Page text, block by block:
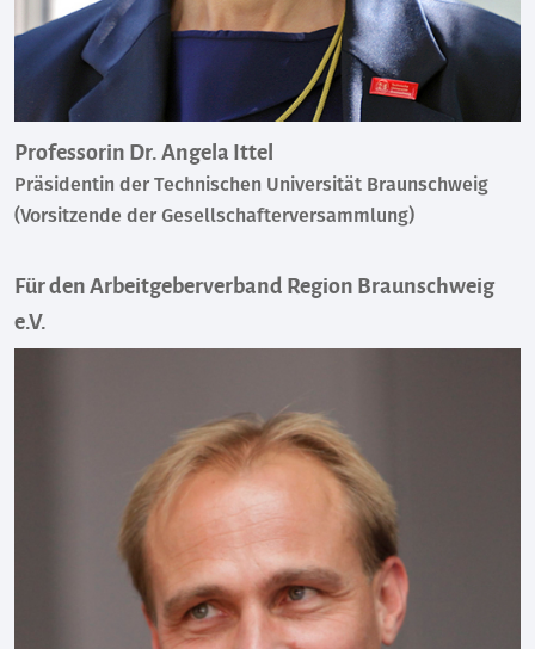
Professorin Dr. Angela Ittel
Präsidentin der Technischen Universität Braunschweig
(Vorsitzende der Gesellschafterversammlung)
Für den Arbeitgeberverband Region Braunschweig
e.V.